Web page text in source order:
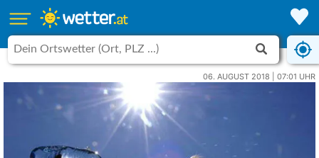
06. AUGUST 2018 | 07:01 UHR